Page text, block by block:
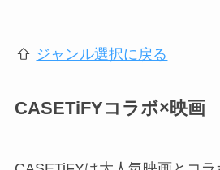
ジャンル選択に戻る
CASETiFYコラボ×映画